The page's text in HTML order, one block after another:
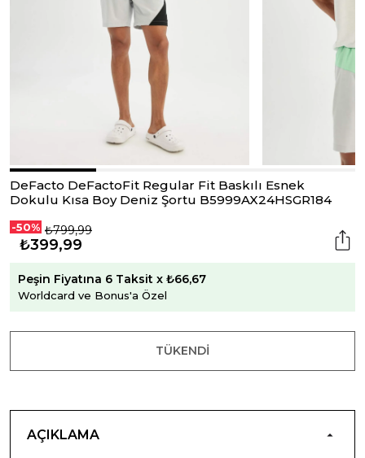
DeFacto DeFactoFit Regular Fit Baskılı Esnek
Dokulu Kısa Boy Deniz Şortu B5999AX24HSGR184
-50% ₺799,99
₺399,99
Peşin Fiyatına 6 Taksit x ₺66,67
Worldcard ve Bonus'a Özel
TÜKENDI
AÇIKLAMA